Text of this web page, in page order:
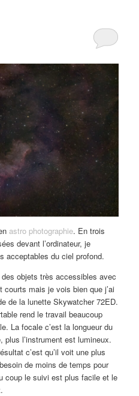
astro photographie. En trois
devant l’ordinateur, je
acceptables du ciel profond.
objets très accessibles avec
mais je vois bien que j’ai
de la lunette Skywatcher 72ED.
rend le travail beaucoup
La focale c’est la longueur du
l’instrument est lumineux.
c’est qu’il voit une plus
de moins de temps pour
coup le suivi est plus facile et le